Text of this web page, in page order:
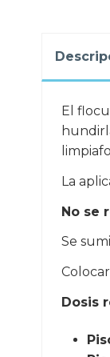
El
La
No se
Se
Dosis